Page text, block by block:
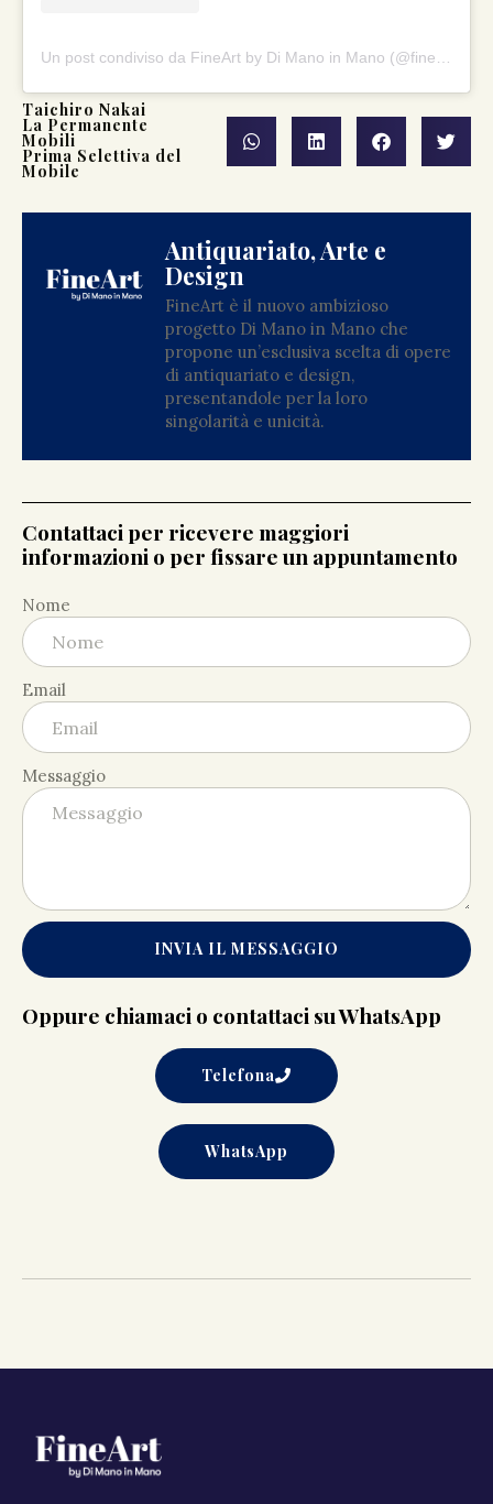
Taichiro Nakai
La Permanente
Mobili
Prima Selettiva del
Mobile
Antiquariato, Arte e
Design
FineArt è il nuovo ambizioso
progetto Di Mano in Mano che
propone un’esclusiva scelta di opere
di antiquariato e design,
presentandole per la loro
singolarità e unicità.
Contattaci per ricevere maggiori
informazioni o per fissare un appuntamento
Nome
Email
Messaggio
INVIA IL MESSAGGIO
Oppure chiamaci o contattaci su WhatsApp
Telefona
WhatsApp